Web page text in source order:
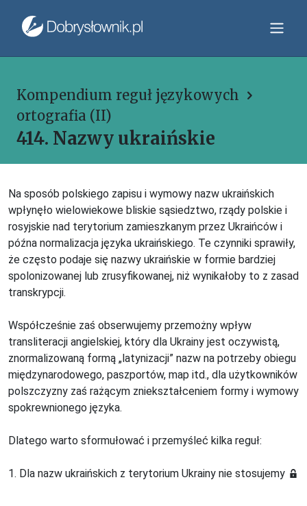
Kompendium reguł językowych
ortografia (II)
414. Nazwy ukraińskie
Na sposób polskiego zapisu i wymowy nazw ukraińskich
wpłynęło wielowiekowe bliskie sąsiedztwo, rządy polskie i
rosyjskie nad terytorium zamieszkanym przez Ukraińców i
późna normalizacja języka ukraińskiego. Te czynniki sprawiły,
że często podaje się nazwy ukraińskie w formie bardziej
spolonizowanej lub zrusyfikowanej, niż wynikałoby to z zasad
transkrypcji.
Współcześnie zaś obserwujemy przemożny wpływ
transliteracji angielskiej, który dla Ukrainy jest oczywistą,
znormalizowaną formą „latynizacji” nazw na potrzeby obiegu
międzynarodowego, paszportów, map itd., dla użytkowników
polszczyzny zaś rażącym zniekształceniem formy i wymowy
spokrewnionego języka.
Dlatego warto sformułować i przemyśleć kilka reguł:
1. Dla nazw ukraińskich z terytorium Ukrainy nie stosujemy